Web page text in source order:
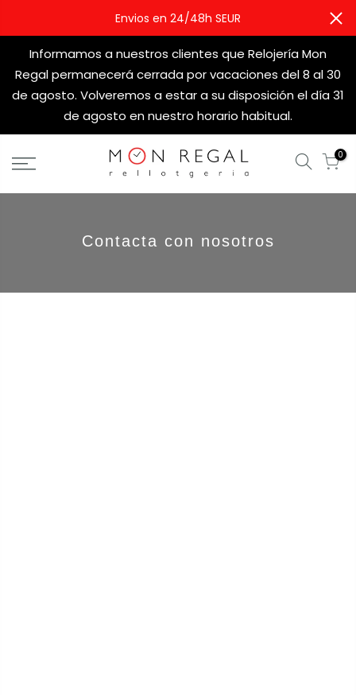
Envios en 24/48h SEUR
Informamos a nuestros clientes que Relojería Mon
Regal permanecerá cerrada por vacaciones del 8 al 30
de agosto. Volveremos a estar a su disposición el día 31
de agosto en nuestro horario habitual.
0
Contacta con nosotros